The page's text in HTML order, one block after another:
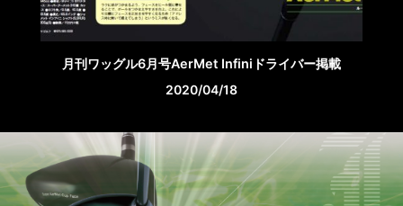
月刊ワッグル6月号AerMet Infiniドライバー掲載
2020/04/18